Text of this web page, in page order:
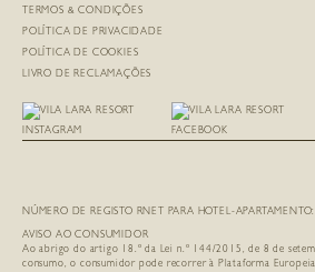
TERMOS & CONDIÇÕES
POLÍTICA DE PRIVACIDADE
POLÍTICA DE COOKIES
LIVRO DE RECLAMAÇÕES
NÚMERO DE REGISTO RNET PARA HOTEL-
AVISO AO CONSUMIDOR
Ao abrigo do artigo 18.º da Lei n.º 144/2015, de 8 de
consumo, o consumidor pode recorrer à Plataforma